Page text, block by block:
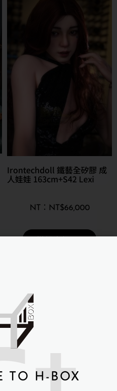
Irontechdoll 鐵藝全矽膠 成
人娃娃 163cm+S42 Lexi
NT$66,000
詳細資訊 →
TO H-BOX